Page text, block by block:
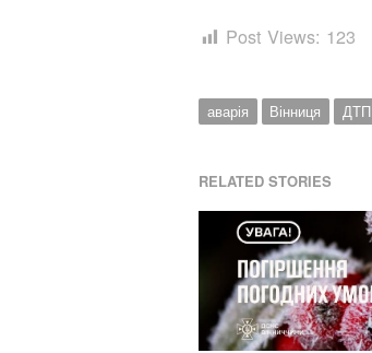
Post Views: 123
аварія Вінниця ДТП
RELATED STORIES